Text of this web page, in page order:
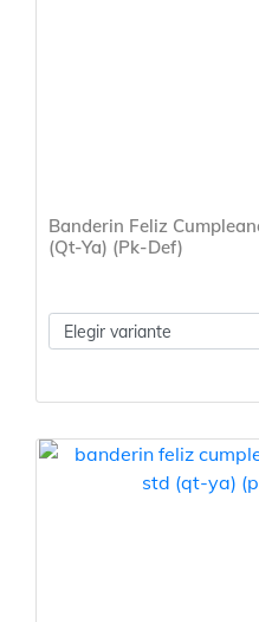
Banderin Feliz
(Qt-Ya) (Pk-Def)